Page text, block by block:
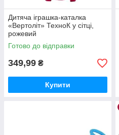
Дитяча іграшка-каталка
«Вертоліт» ТехноК у сітці,
рожевий
Готово до відправки
349,99 ₴
Купити